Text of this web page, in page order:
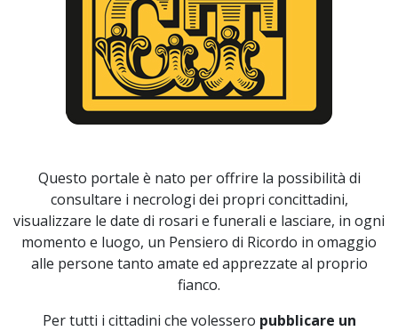
Questo portale è nato per offrire la possibilità di
consultare i necrologi dei propri concittadini,
visualizzare le date di rosari e funerali e lasciare, in ogni
momento e luogo, un Pensiero di Ricordo in omaggio
alle persone tanto amate ed apprezzate al proprio
fianco.
Per tutti i cittadini che volessero pubblicare un